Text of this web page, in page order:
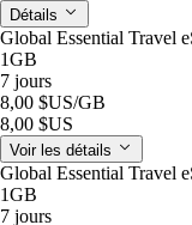
Détails
Global Essential Travel
1GB
7 jours
8,00 $US/GB
8,00 $US
Voir les détails
Global Essential Travel
1GB
7 jours